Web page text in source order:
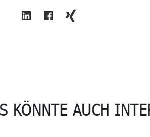
KÖNNTE AUCH